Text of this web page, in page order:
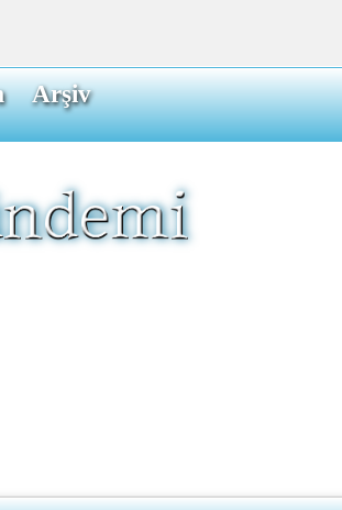
Arşiv